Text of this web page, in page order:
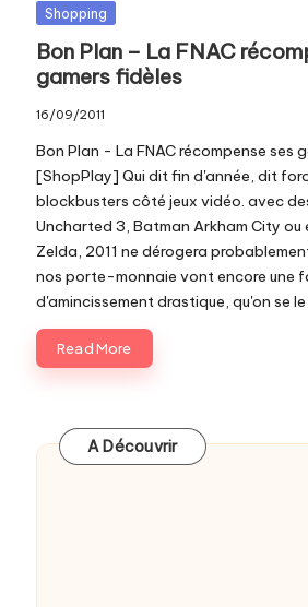
P
la
y.
c
o
m
Posted
Shopping
Bon Plan – La FNAC
gamers fidèles
16/09/2011
Bon Plan - La FNAC récompense ses
[ShopPlay] Qui dit fin d'année, dit
blockbusters côté jeux vidéo. avec
Uncharted 3, Batman Arkham City ou
Zelda, 2011 ne dérogera
nos porte-monnaie vont encore une
d'amincissement drastique, qu'on se le
Read More
A Découvrir